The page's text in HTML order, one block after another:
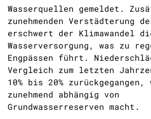
Wasserquellen gemeldet.
zunehmenden Verstädterung
erschwert der Klimawandel
Wasserversorgung, was zu
Engpässen führt.
Vergleich zum letzten
10% bis 20% zurückgegangen,
zunehmend abhängig von
Grundwasserreserven macht.